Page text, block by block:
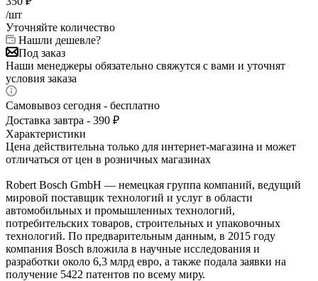
/шт
Уточняйте количество
Нашли дешевле?
Под заказ
Наши менеджеры обязательно свяжутся с вами и уточнят
условия заказа
Самовывоз сегодня - бесплатно
Доставка завтра - 390 ₽
Характеристики
Цена действительна только для интернет-магазина и может
отличаться от цен в розничных магазинах
Robert Bosch GmbH — немецкая группа компаний, ведущий
мировой поставщик технологий и услуг в области
автомобильных и промышленных технологий,
потребительских товаров, строительных и упаковочных
технологий. По предварительным данным, в 2015 году
компания Bosch вложила в научные исследования и
разработки около 6,3 млрд евро, а также подала заявки на
получение 5422 патентов по всему миру.